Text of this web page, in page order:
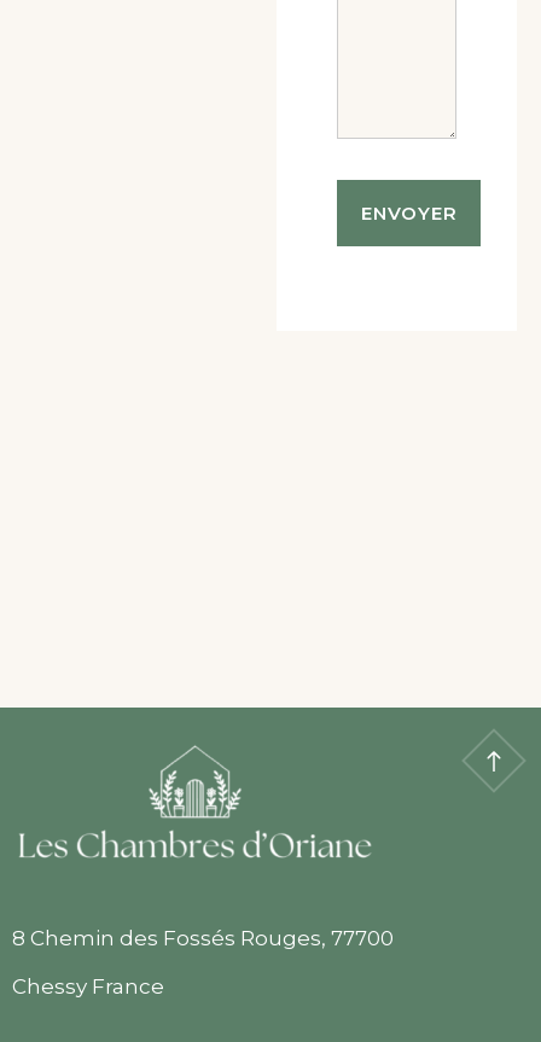
8 Chemin des Fossés Rouges, 77700
Chessy France